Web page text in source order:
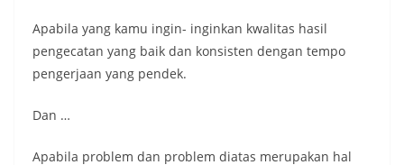
Apabila yang kamu ingin- inginkan kwalitas hasil
pengecatan yang baik dan konsisten dengan tempo
pengerjaan yang pendek.
Dan …
Apabila problem dan problem diatas merupakan hal